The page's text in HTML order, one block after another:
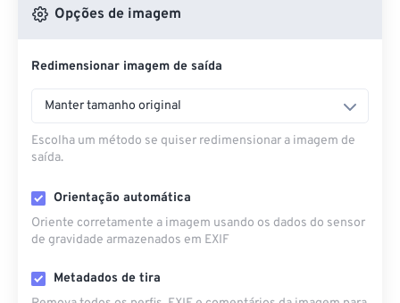
Do OneDrive
Da URL
Opções de imagem
Redimensionar imagem de saída
Manter tamanho original
Escolha um método se quiser redimensionar a imagem de
saída.
Orientação automática
Oriente corretamente a imagem usando os dados do sensor
de gravidade armazenados em EXIF
Metadados de tira